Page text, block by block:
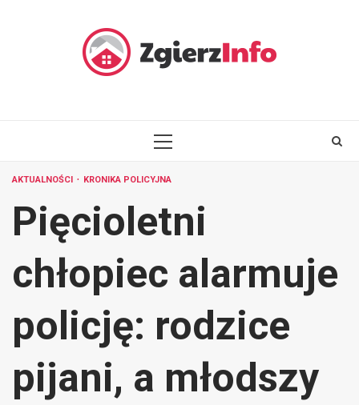
PRIMARY
AKTUALNOŚCI KRONIKA POLICYJNA
Pięcioletni
chłopiec alarmuje
policję: rodzice
pijani, a młodszy